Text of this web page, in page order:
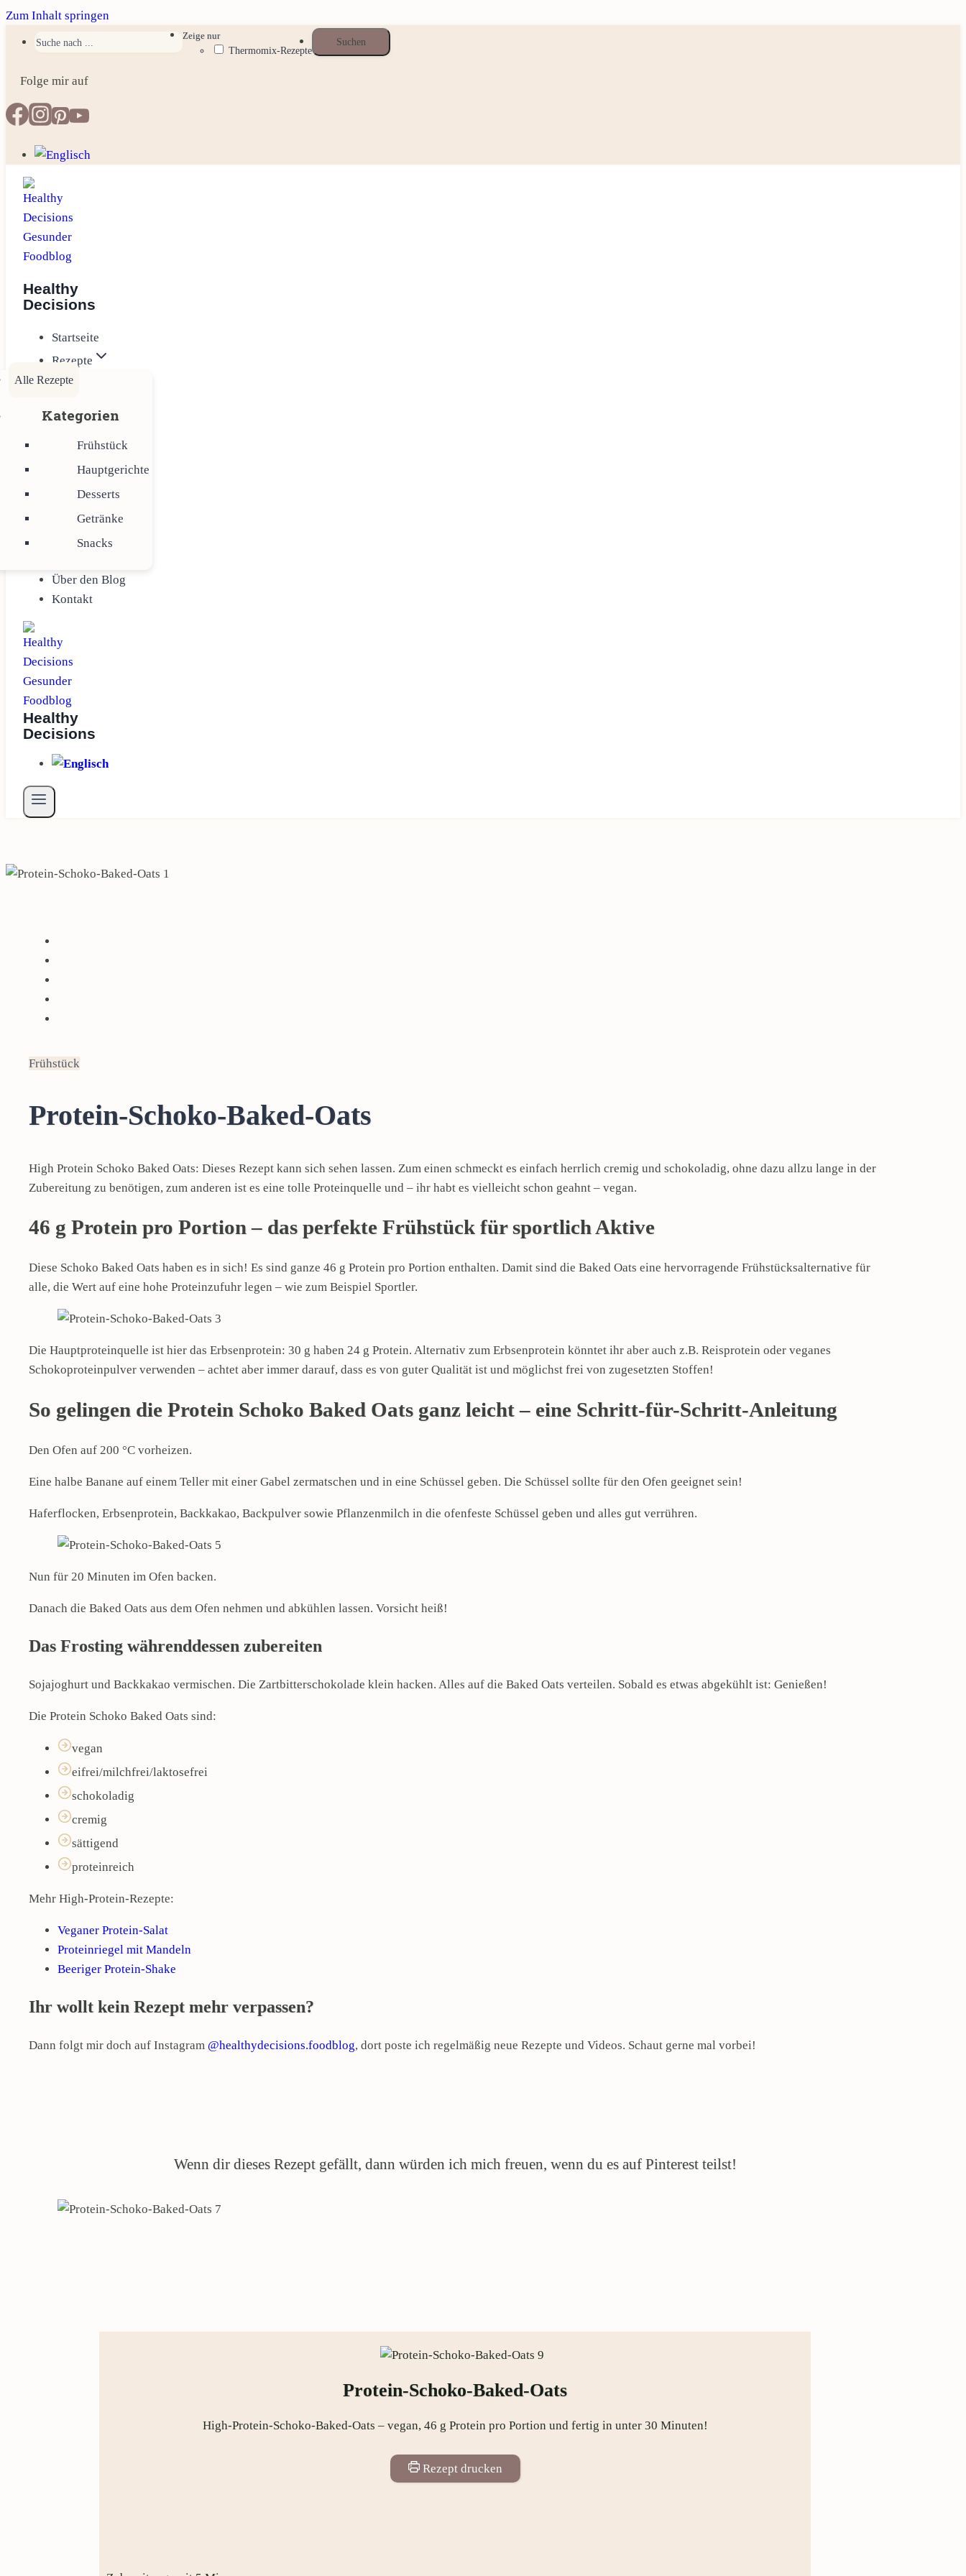
Zum Inhalt springen
Zeige nur
Thermomix-Rezepte
Folge mir auf
Healthy
Decisions
Startseite
Rezepte
Alle Rezepte
Kategorien
Frühstück
Hauptgerichte
Desserts
Getränke
Snacks
Über den Blog
Kontakt
Healthy
Decisions
Frühstück
Protein-Schoko-Baked-Oats
High Protein Schoko Baked Oats: Dieses Rezept kann sich sehen lassen. Zum einen schmeckt es einfach herrlich cremig und schokoladig, ohne dazu allzu lange in der
Zubereitung zu benötigen, zum anderen ist es eine tolle Proteinquelle und – ihr habt es vielleicht schon geahnt – vegan.
46 g Protein pro Portion – das perfekte Frühstück für sportlich Aktive
Diese Schoko Baked Oats haben es in sich! Es sind ganze 46 g Protein pro Portion enthalten. Damit sind die Baked Oats eine hervorragende Frühstücksalternative für
alle, die Wert auf eine hohe Proteinzufuhr legen – wie zum Beispiel Sportler.
Die Hauptproteinquelle ist hier das Erbsenprotein: 30 g haben 24 g Protein. Alternativ zum Erbsenprotein könntet ihr aber auch z.B. Reisprotein oder veganes
Schokoproteinpulver verwenden – achtet aber immer darauf, dass es von guter Qualität ist und möglichst frei von zugesetzten Stoffen!
So gelingen die Protein Schoko Baked Oats ganz leicht – eine Schritt-für-Schritt-Anleitung
Den Ofen auf 200 °C vorheizen.
Eine halbe Banane auf einem Teller mit einer Gabel zermatschen und in eine Schüssel geben. Die Schüssel sollte für den Ofen geeignet sein!
Haferflocken, Erbsenprotein, Backkakao, Backpulver sowie Pflanzenmilch in die ofenfeste Schüssel geben und alles gut verrühren.
Nun für 20 Minuten im Ofen backen.
Danach die Baked Oats aus dem Ofen nehmen und abkühlen lassen. Vorsicht heiß!
Das Frosting währenddessen zubereiten
Sojajoghurt und Backkakao vermischen. Die Zartbitterschokolade klein hacken. Alles auf die Baked Oats verteilen. Sobald es etwas abgekühlt ist: Genießen!
Die Protein Schoko Baked Oats sind:
vegan
eifrei/milchfrei/laktosefrei
schokoladig
cremig
sättigend
proteinreich
Mehr High-Protein-Rezepte:
Veganer Protein-Salat
Proteinriegel mit Mandeln
Beeriger Protein-Shake
Ihr wollt kein Rezept mehr verpassen?
Dann folgt mir doch auf Instagram @healthydecisions.foodblog, dort poste ich regelmäßig neue Rezepte und Videos. Schaut gerne mal vorbei!
Wenn dir dieses Rezept gefällt, dann würden ich mich freuen, wenn du es auf Pinterest teilst!
Protein-Schoko-Baked-Oats
High-Protein-Schoko-Baked-Oats – vegan, 46 g Protein pro Portion und fertig in unter 30 Minuten!
Rezept drucken